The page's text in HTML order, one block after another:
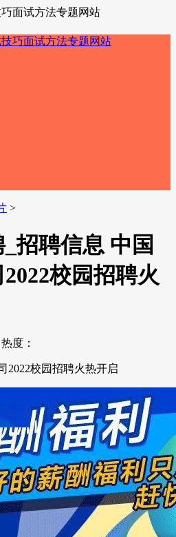
面试方法专题网站
>
招聘信息 中国
校园招聘火
热度：
2022校园招聘火热开启